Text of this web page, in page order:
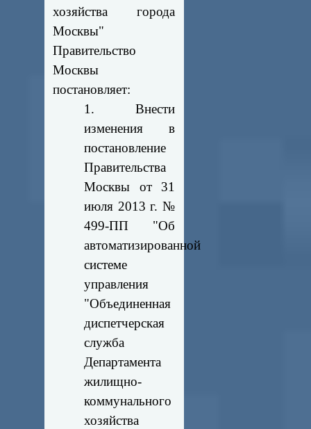
хозяйства города
Москвы"
Правительство
Москвы
постановляет:
1. Внести
изменения в
постановление
Правительства
Москвы от 31
июля 2013 г. №
499-ПП "Об
автоматизированной
системе
управления
"Объединенная
диспетчерская
служба
Департамента
жилищно-
коммунального
хозяйства